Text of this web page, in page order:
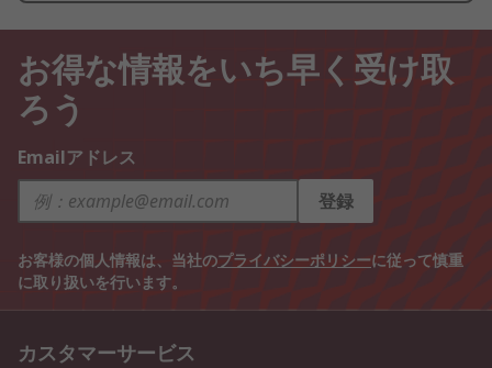
お得な情報をいち早く受け取
ろう
Emailアドレス
登録
お客様の個人情報は、当社のプライバシーポリシーに従って慎重
に取り扱いを行います。
カスタマーサービス